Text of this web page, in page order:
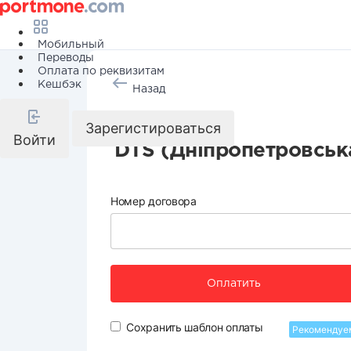
Мобильный
Переводы
Оплата по реквизитам
Кешбэк
Войти
Зарегистироваться
Назад
DTS
Номер договора
Оплатить
Сохранить шаблон оплаты